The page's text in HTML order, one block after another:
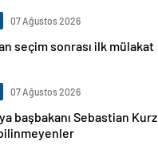
07 Ağustos 2026
seçim sonrası ilk mülakat
07 Ağustos 2026
başbakanı Sebastian Kurz